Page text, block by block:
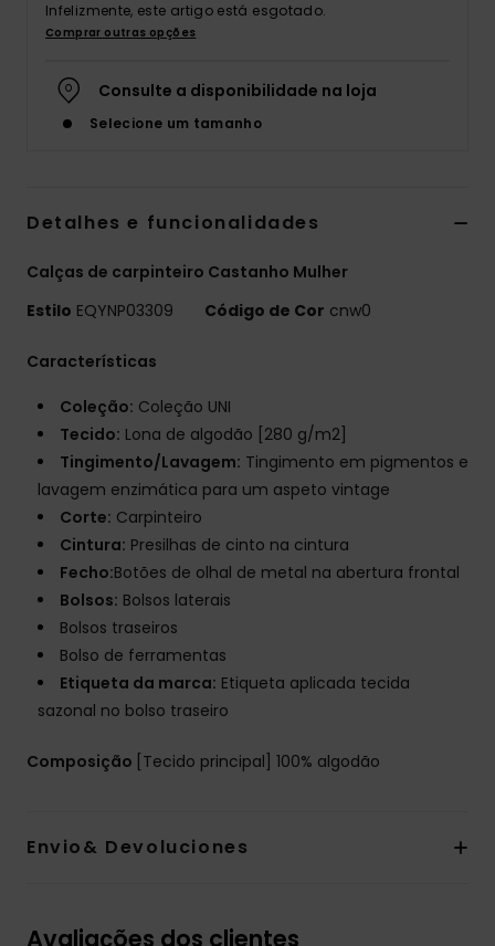
Infelizmente, este artigo está esgotado.
Comprar outras opções
Consulte a disponibilidade na loja
Selecione um tamanho
Detalhes e funcionalidades
Calças de carpinteiro Castanho Mulher
Estilo EQYNP03309 Código de Cor cnw0
Características
Coleção: Coleção UNI
Tecido: Lona de algodão [280 g/m2]
Tingimento/Lavagem: Tingimento em pigmentos e
lavagem enzimática para um aspeto vintage
Corte: Carpinteiro
Cintura: Presilhas de cinto na cintura
Fecho:Botões de olhal de metal na abertura frontal
Bolsos: Bolsos laterais
Bolsos traseiros
Bolso de ferramentas
Etiqueta da marca: Etiqueta aplicada tecida
sazonal no bolso traseiro
Composição [Tecido principal] 100% algodão
Envio& Devoluciones
Avaliações dos clientes